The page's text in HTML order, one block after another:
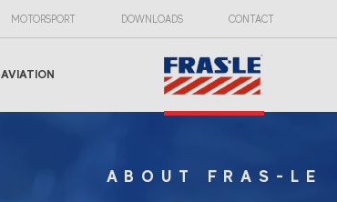
MOTORSPORT DOWNLOADS CONTACT
AVIATION
ABOUT FRAS-LE